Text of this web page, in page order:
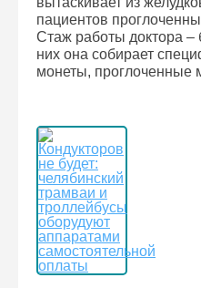
пациентов
Стаж работы доктора –
них она собирает
монеты,